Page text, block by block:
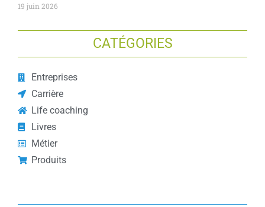
19 juin 2026
CATÉGORIES
Entreprises
Carrière
Life coaching
Livres
Métier
Produits